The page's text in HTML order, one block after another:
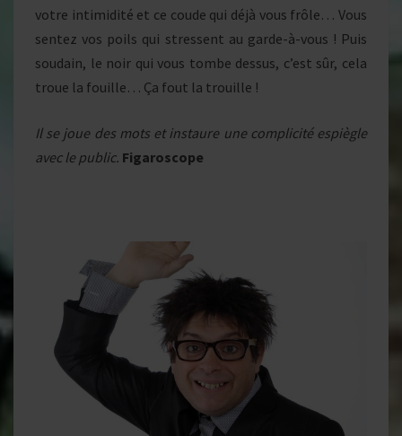
votre intimidité et ce coude qui déjà vous frôle… Vous
sentez vos poils qui stressent au garde-à-vous ! Puis
soudain, le noir qui vous tombe dessus, c’est sûr, cela
troue la fouille… Ça fout la trouille !
Il se joue des mots et instaure une complicité espiègle
avec le public. Figaroscope